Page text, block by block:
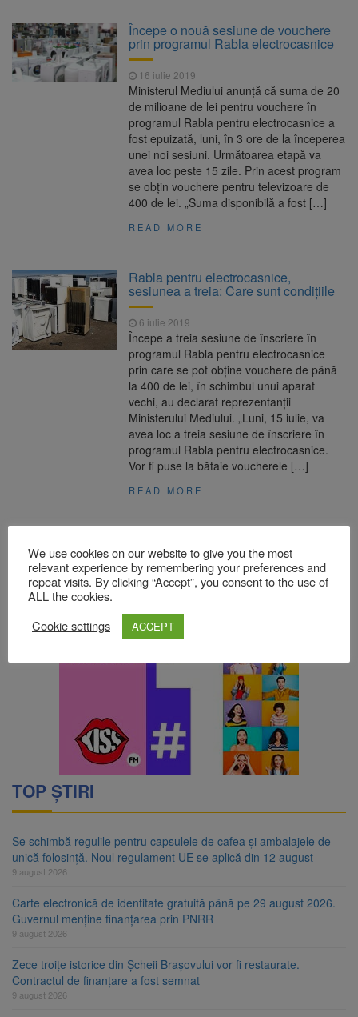
Începe o nouă sesiune de vouchere
prin programul Rabla electrocasnice
16 iulie 2019
Ministerul Mediului anunță că suma de 20
de milioane de lei pentru vouchere în
programul Rabla pentru electrocasnice a
fost epuizată, luni, în 3 ore de la începerea
unei noi sesiuni. Următoarea etapă va
avea loc peste 15 zile. Prin acest program
se obțin vouchere pentru televizoare de
400 de lei. „Suma disponibilă a fost […]
READ MORE
Rabla pentru electrocasnice,
sesiunea a treia: Care sunt condițiile
6 iulie 2019
Începe a treia sesiune de înscriere în
programul Rabla pentru electrocasnice
prin care se pot obține vouchere de până
la 400 de lei, în schimbul unui aparat
vechi, au declarat reprezentanții
Ministerului Mediului. „Luni, 15 iulie, va
avea loc a treia sesiune de înscriere în
programul Rabla pentru electrocasnice.
Vor fi puse la bătaie voucherele […]
READ MORE
TOP ȘTIRI
Se schimbă regulile pentru capsulele de cafea și ambalajele de
unică folosință. Noul regulament UE se aplică din 12 august
9 august 2026
Carte electronică de identitate gratuită până pe 29 august 2026.
Guvernul menține finanțarea prin PNRR
9 august 2026
Zece troițe istorice din Șcheii Brașovului vor fi restaurate.
Contractul de finanțare a fost semnat
9 august 2026
We use cookies on our website to give you the most
relevant experience by remembering your preferences and
repeat visits. By clicking “Accept”, you consent to the use of
ALL the cookies.
Cookie settings
ACCEPT